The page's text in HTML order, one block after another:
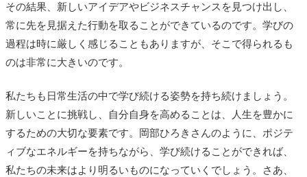
その結果、新しいアイデアやビジネスチャンスを見つけ出し、
常に先を見据えた行動を取ることができているのです。学びの
過程は時に厳しく感じることもありますが、そこで得られるも
のは非常に大きいのです。
私たちも日常生活の中で学び続ける姿勢を持ち続けましょう。
新しいことに挑戦し、自分自身を高めることは、人生を豊かに
するための大切な要素です。岡部ひろきさんのように、ポジテ
ィブなエネルギーを持ちながら、学び続けることができれば、
私たちの未来はより明るいものになっていくでしょう。さあ、